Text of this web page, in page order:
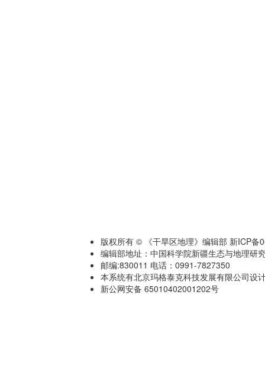
版权所有 © 《干旱区地理》编辑部 新ICP备
编辑部地址：中国科学院新疆生态与地理研
邮编:830011 电话：0991-7827350
本系统有北京玛格泰克科技发展有限公司设
新公网安备 65010402001202号